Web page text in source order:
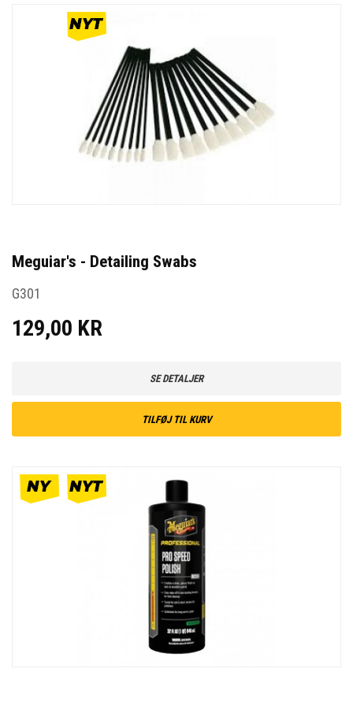
Meguiar's - Detailing Swabs
G301
129,00 KR
SE DETALJER
TILFØJ TIL KURV